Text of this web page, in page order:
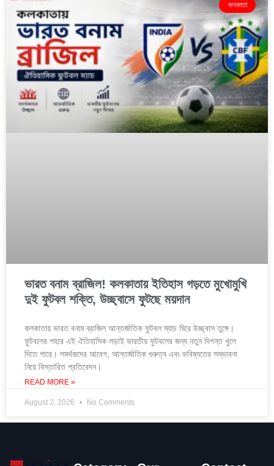
কলকাতা
ভারত বনাম ব্রাজিল! কলকাতায় ইতিহাস গড়তে মুখোমুখি
দুই ফুটবল শক্তি, উচ্ছ্বাসে ফুটছে ময়দান
কলকাতায় ভারত বনাম ব্রাজিল আন্তর্জাতিক ফুটবল ম্যাচ ঘিরে উচ্ছ্বাস তুঙ্গে।
ফুটবলের শহরে এই ঐতিহাসিক লড়াই ভারতীয় ফুটবলের জন্য নতুন দিগন্ত খুলে
দিতে পারে। সমর্থকদের আবেগ, আন্তর্জাতিক গুরুত্ব এবং ভবিষ্যতের সম্ভাবনা
নিয়ে বিস্তারিত প্রতিবেদন।
READ MORE »
August 2, 2026 No Comments